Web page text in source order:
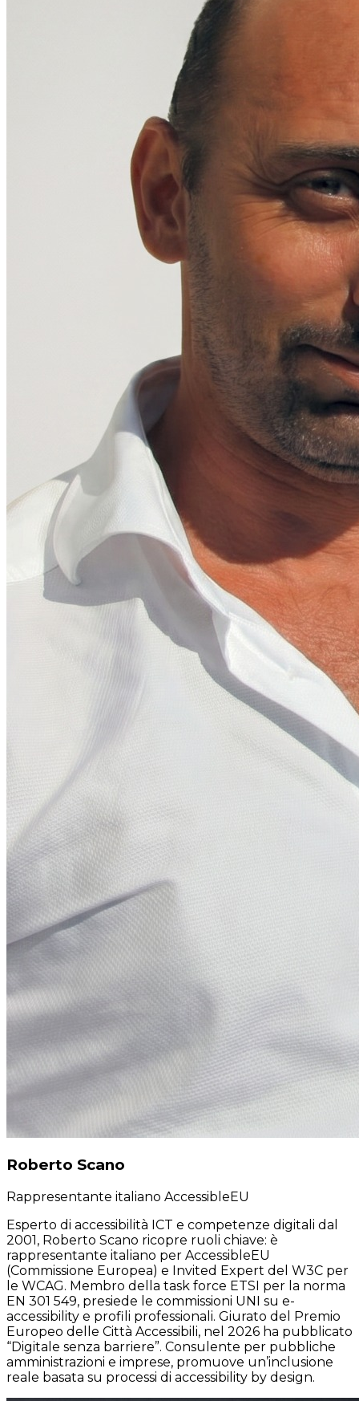
Roberto Scano
Rappresentante italiano AccessibleEU
Esperto di accessibilità ICT e competenze digitali dal
2001, Roberto Scano ricopre ruoli chiave: è
rappresentante italiano per AccessibleEU
(Commissione Europea) e Invited Expert del W3C per
le WCAG. Membro della task force ETSI per la norma
EN 301 549, presiede le commissioni UNI su e-
accessibility e profili professionali. Giurato del Premio
Europeo delle Città Accessibili, nel 2026 ha pubblicato
“Digitale senza barriere”. Consulente per pubbliche
amministrazioni e imprese, promuove un’inclusione
reale basata su processi di accessibility by design.